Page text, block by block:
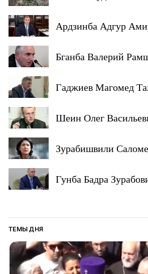
Ардзинба Адгур
Бганба Валерий
Гаджиев Магомед
Шеин Олег
Зурабишвили Саломе
Гунба Бадра
ТЕМЫ ДНЯ